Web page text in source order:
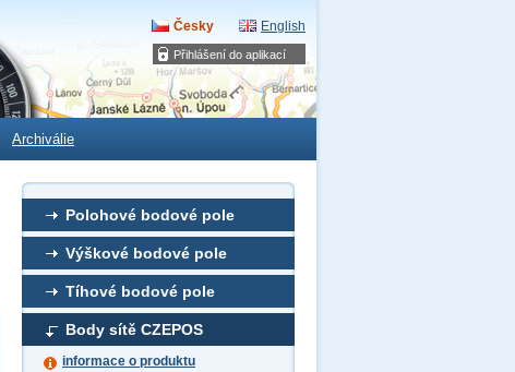
Přihlášení do aplikací
Česky English
Archiválie
Polohové bodové pole
Výškové bodové pole
Tíhové bodové pole
Body sítě CZEPOS
informace o produktu